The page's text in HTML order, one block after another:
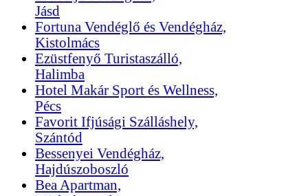
Jásd
Fortuna Vendéglő és Vendégház,
Kistolmács
Ezüstfenyő Turistaszálló,
Halimba
Hotel Makár Sport és Wellness,
Pécs
Favorit Ifjúsági Szálláshely,
Szántód
Bessenyei Vendégház,
Hajdúszoboszló
Bea Apartman,